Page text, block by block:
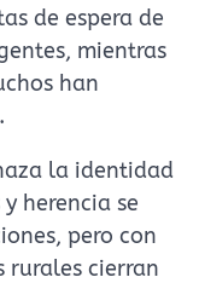
de espera de
mientras
han
la identidad
herencia se
pero con
rurales cierran